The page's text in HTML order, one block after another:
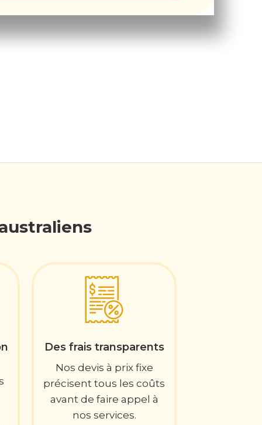
Des frais transparents
Nos devis à prix fixe
précisent tous les coûts
avant de faire appel à
nos services.